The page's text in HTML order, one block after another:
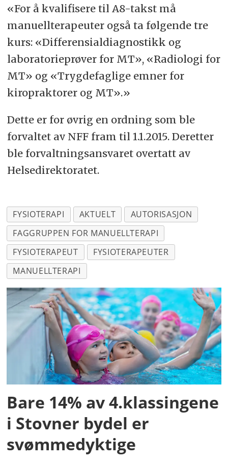
«For å kvalifisere til A8-takst må
manuellterapeuter også ta følgende tre
kurs: «Differensialdiagnostikk og
laboratorieprøver for MT», «Radiologi for
MT» og «Trygdefaglige emner for
kiropraktorer og MT».»
Dette er for øvrig en ordning som ble
forvaltet av NFF fram til 1.1.2015. Deretter
ble forvaltningsansvaret overtatt av
Helsedirektoratet.
FYSIOTERAPI AKTUELT
AUTORISASJON
FAGGRUPPEN FOR MANUELLTERAPI
FYSIOTERAPEUT
FYSIOTERAPEUTER
MANUELLTERAPI
Bare 14% av 4.klassingene
i Stovner bydel er
svømmedyktige